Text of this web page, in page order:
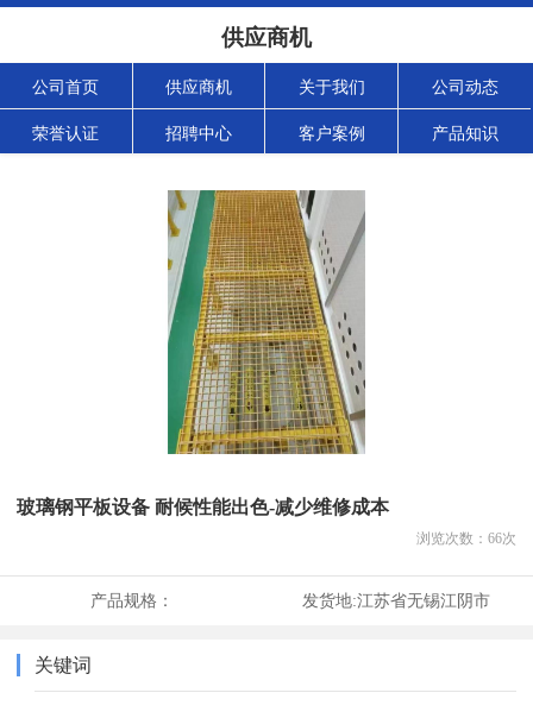
供应商机
公司首页 供应商机 关于我们 公司动态
荣誉认证 招聘中心 客户案例 产品知识
玻璃钢平板设备 耐候性能出色-减少维修成本
浏览次数： 66次
产品规格： 发货地:江苏省无锡江阴市
关键词